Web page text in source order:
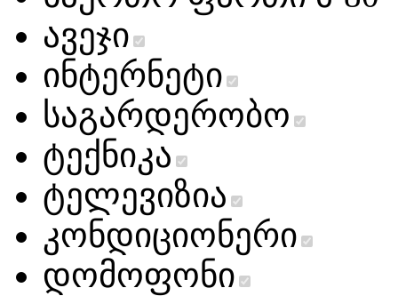
ავეჯი
ინტერნეტი
საგარდერობო
ტექნიკა
ტელევიზია
კონდიციონერი
დომოფონი